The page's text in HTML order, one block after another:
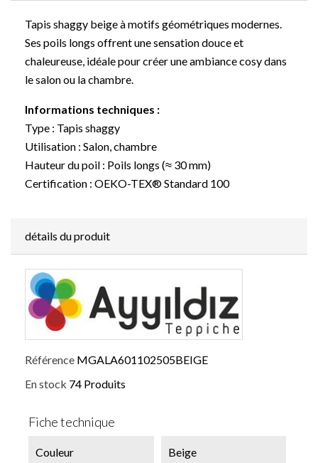
Tapis shaggy beige à motifs géométriques modernes.
Ses poils longs offrent une sensation douce et
chaleureuse, idéale pour créer une ambiance cosy dans
le salon ou la chambre.
Informations techniques :
Type : Tapis shaggy
Utilisation : Salon, chambre
Hauteur du poil : Poils longs (≈ 30 mm)
Certification : OEKO-TEX® Standard 100
détails du produit
Référence MGALA601102505BEIGE
En stock 74 Produits
Fiche technique
Couleur Beige